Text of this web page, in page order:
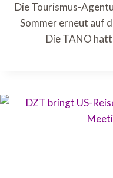
Die Tourismus-
Sommer erneut auf
Die TANO